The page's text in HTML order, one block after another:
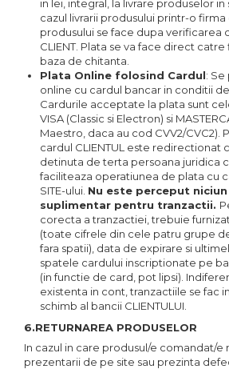
in lei, integral, la livrare produselor in
cazul livrarii produsului printr-o
produsului se face dupa verificarea
CLIENT. Plata se va face direct
baza de chitanta.
Plata Online folosind Cardul:
online cu cardul bancar in conditii
Cardurile acceptate la plata sunt
VISA (Classic si Electron) si
Maestro, daca au cod CVV2/CVC2).
cardul CLIENTUL este redirectionat
detinuta de terta persoana juridica
faciliteaza operatiunea de plata cu
SITE-ului. Nu este perceput
suplimentar pentru tranzactii.
corecta a tranzactiei, trebuie
(toate cifrele din cele patru grupe
fara spatii), data de expirare si
spatele cardului inscriptionate pe
(in functie de card, pot lipsi).
existenta in cont, tranzactiile se fac
schimb al bancii CLIENTULUI.
6.RETURNAREA PRODUSELOR
In cazul in care produsul/e comandat/e
prezentarii de pe site sau prezinta